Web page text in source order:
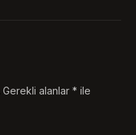
Gerekli alanlar* ile